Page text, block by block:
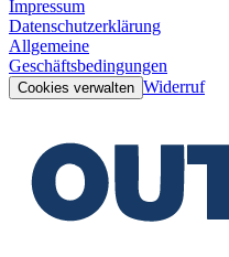
Impressum
Datenschutzerklärung
Allgemeine
Geschäftsbedingungen
Cookies verwalten Widerruf